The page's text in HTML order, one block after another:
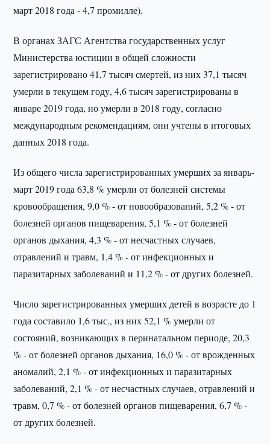
март 2018 года - 4,7 промилле).
В органах ЗАГС Агентства государственных услуг
Министерства юстиции в общей сложности
зарегистрировано 41,7 тысяч смертей, из них 37,1 тысяч
умерли в текущем году, 4,6 тысяч зарегистрированы в
январе 2019 года, но умерли в 2018 году, согласно
международным рекомендациям, они учтены в итоговых
данных 2018 года.
Из общего числа зарегистрированных умерших за январь-
март 2019 года 63,8 % умерли от болезней системы
кровообращения, 9,0 % - от новообразований, 5,2 % - от
болезней органов пищеварения, 5,1 % - от болезней
органов дыхания, 4,3 % - от несчастных случаев,
отравлений и травм, 1,4 % - от инфекционных и
паразитарных заболеваний и 11,2 % - от других болезней.
Число зарегистрированных умерших детей в возрасте до 1
года составило 1,6 тыс., из них 52,1 % умерли от
состояний, возникающих в перинатальном периоде, 20,3
% - от болезней органов дыхания, 16,0 % - от врожденных
аномалий, 2,1 % - от инфекционных и паразитарных
заболеваний, 2,1 % - от несчастных случаев, отравлений и
травм, 0,7 % - от болезней органов пищеварения, 6,7 % -
от других болезней.